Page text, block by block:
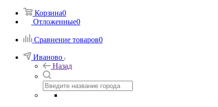
Корзина0
Отложенные0
Сравнение товаров0
Иваново
Назад